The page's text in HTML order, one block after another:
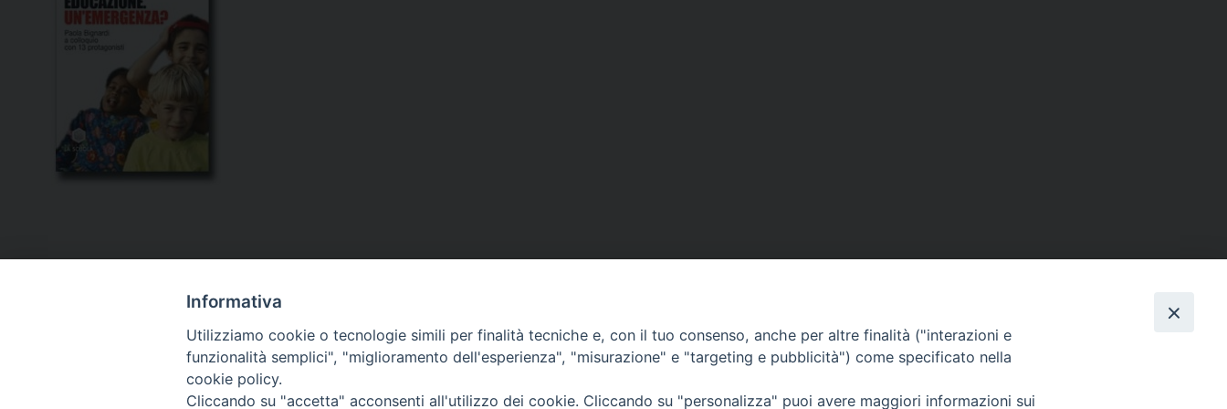
Ufficio Comunicazioni sociali SEGUICI SU
Informativa
Utilizziamo cookie o tecnologie simili per finalità tecniche e, con il tuo consenso, anche per altre finalità ("interazioni e
funzionalità semplici", "miglioramento dell'esperienza", "misurazione" e "targeting e pubblicità") come specificato nella
cookie policy.
Cliccando su "accetta" acconsenti all'utilizzo dei cookie. Cliccando su "personalizza" puoi avere maggiori informazioni sui